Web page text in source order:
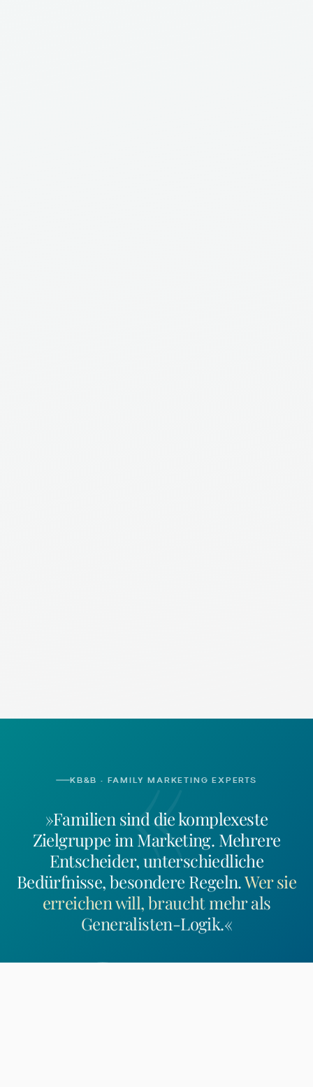
«
KB&B · FAMILY MARKETING EXPERTS
»Familien sind die komplexeste
Zielgruppe im Marketing. Mehrere
Entscheider, unterschiedliche
Bedürfnisse, besondere Regeln.Wer sie
erreichen will, braucht mehr als
Generalisten-Logik.«